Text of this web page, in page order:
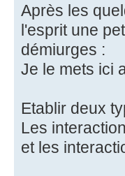
Après les
l'esprit une
démiurges :
Je le mets ici
Etablir deux
Les
et les